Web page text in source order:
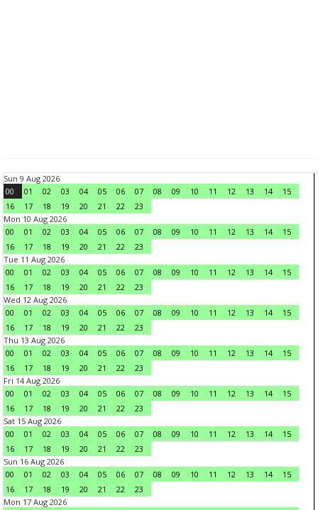
Sun 9 Aug 2026
00
01 02 03 04 05 06 07 08 09 10 11 12 13 14
15
16
17 18 19 20 21 22
23
Mon 10 Aug 2026
00
01 02 03 04 05 06 07 08 09 10 11 12 13 14
15
16
17 18 19 20 21 22
23
Tue 11 Aug 2026
00
01 02 03 04 05 06 07 08 09 10 11 12 13 14
15
16
17 18 19 20 21 22
23
Wed 12 Aug 2026
00
01 02 03 04 05 06 07 08 09 10 11 12 13 14
15
16
17 18 19 20 21 22
23
Thu 13 Aug 2026
00
01 02 03 04 05 06 07 08 09 10 11 12 13 14
15
16
17 18 19 20 21 22
23
Fri 14 Aug 2026
00
01 02 03 04 05 06 07 08 09 10 11 12 13 14
15
16
17 18 19 20 21 22
23
Sat 15 Aug 2026
00
01 02 03 04 05 06 07 08 09 10 11 12 13 14
15
16
17 18 19 20 21 22
23
Sun 16 Aug 2026
00
01 02 03 04 05 06 07 08 09 10 11 12 13 14
15
16
17 18 19 20 21 22
23
Mon 17 Aug 2026